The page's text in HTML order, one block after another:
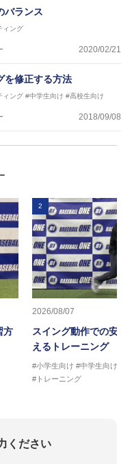
バランス
ィング
2020/02/21
を修正する方法
ィング #中学生向け #高校生向け
2018/09/08
方
2
2026/08/07
スイング動作での安定
えるトレーニング
#小学生向け #中学生向け
#トレーニング
ください